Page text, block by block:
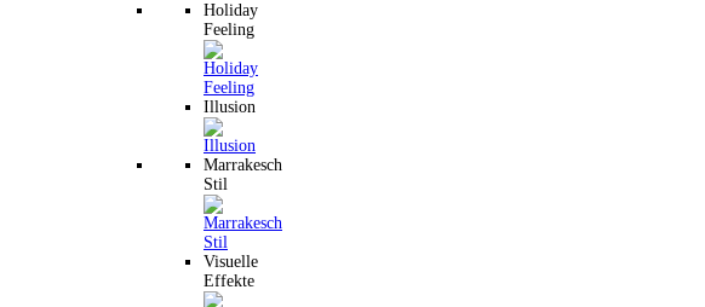
Holiday
Feeling
Illusion
Marrakesch
Stil
Visuelle
Effekte